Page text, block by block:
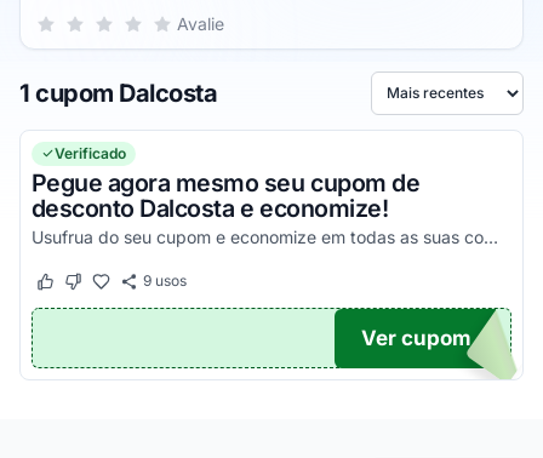
feminino, masculino e infantil. A linha de roupas disponível
e bolsas também são vendidos pela empresa.
Sua nota para Dalcosta, de 1 a 5 estrelas
5 estrelas
4 estrelas
3 estrelas
2 estrelas
1 estrela Avalie
1 cupom Dalcosta Ordenar por
Verificado
Pegue agora mesmo seu cupom de
desconto Dalcosta e economize!
Usufrua do seu cupom e economize em todas as suas compras!
Este cupom funcionou
Este cupom não funcionou
9usos
TICO
Ver cupom